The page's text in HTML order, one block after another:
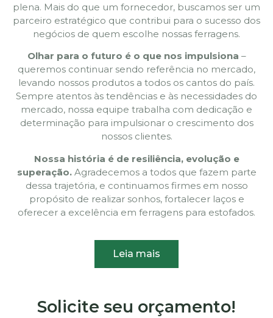
plena. Mais do que um fornecedor, buscamos ser um
parceiro estratégico que contribui para o sucesso dos
negócios de quem escolhe nossas ferragens.
Olhar para o futuro é o que nos impulsiona –
queremos continuar sendo referência no mercado,
levando nossos produtos a todos os cantos do país.
Sempre atentos às tendências e às necessidades do
mercado, nossa equipe trabalha com dedicação e
determinação para impulsionar o crescimento dos
nossos clientes.
Nossa história é de resiliência, evolução e
superação.Agradecemos a todos que fazem parte
dessa trajetória, e continuamos firmes em nosso
propósito de realizar sonhos, fortalecer laços e
oferecer a excelência em ferragens para estofados.
Leia mais
Solicite seu orçamento!